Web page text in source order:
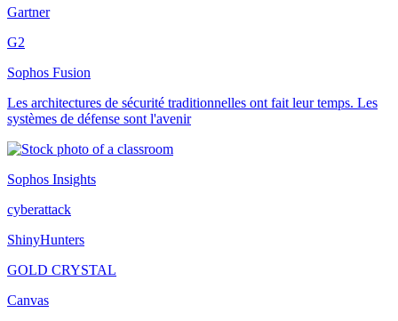
Gartner
G2
Sophos Fusion
Les architectures de sécurité traditionnelles ont fait leur temps. Les
systèmes de défense sont l'avenir
Sophos Insights
cyberattack
ShinyHunters
GOLD CRYSTAL
Canvas